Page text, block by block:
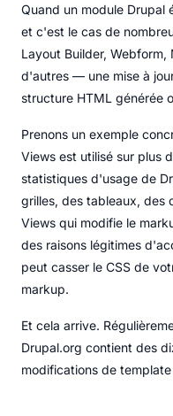
Quand un module
et c'est le cas de
Layout Builder,
d'autres — une mise à
structure HTML générée
Prenons un exemple
Views est utilisé sur plus
statistiques d'usage de
grilles, des tableaux, des
Views qui modifie le
des raisons légitimes
peut casser le CSS de
markup.
Et cela arrive.
Drupal.org contient des
modifications de